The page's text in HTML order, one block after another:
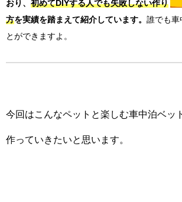
おり、 初めてDIYする人でも失敗しない作り
方を実績を踏まえて紹介しています。 誰でも車
とができますよ。
今回はこんなペットと楽しむ車中泊ベッ
作っていきたいと思います。